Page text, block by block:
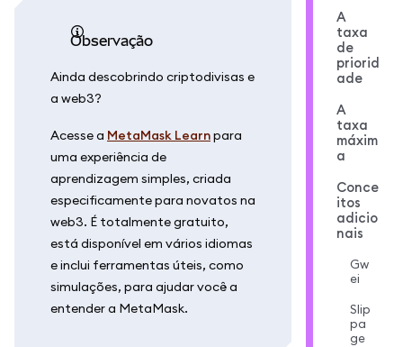
observação
Ainda descobrindo criptodivisas e
a web3?
Acesse a MetaMask Learnpara
uma experiência de
aprendizagem simples, criada
especificamente para novatos na
web3. É totalmente gratuito,
está disponível em vários idiomas
e inclui ferramentas úteis, como
simulações, para ajudar você a
entender a MetaMask.
A
taxa
de
priorid
ade
A
taxa
máxim
a
Conce
itos
adicio
nais
Gw
ei
Slip
pa
ge